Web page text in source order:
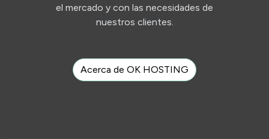
el mercado y con las necesidades de
nuestros clientes.
Acerca de OK HOSTING